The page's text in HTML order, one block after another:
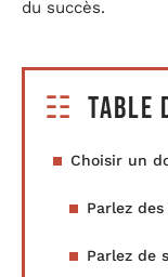
du succès.
Table
Choisir un
Parlez
Parlez de